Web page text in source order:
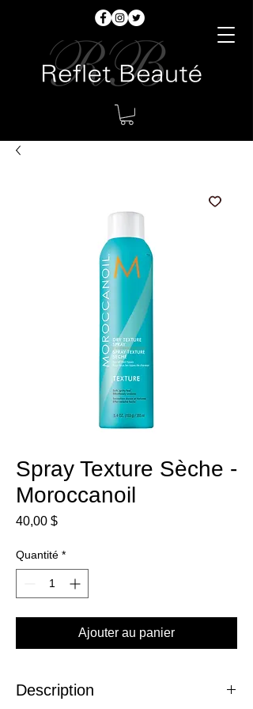
Spray Texture Sèche -
Moroccanoil
40,00 $Prix
Quantité *
Ajouter au panier
Description